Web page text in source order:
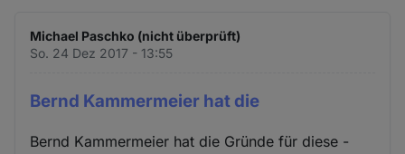
Michael Paschko (nicht überprüft)
So. 24 Dez 2017 - 13:55
Bernd Kammermeier hat die
Bernd Kammermeier hat die Gründe für diese -